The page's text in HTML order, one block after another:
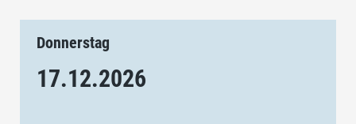
Donnerstag
17.12.2026